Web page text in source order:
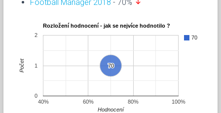
Football Manager 2018 - 70%
Rozložení hodnocení - jak se nejvíce hodnotilo ?
70
70
70
40% 60% 80% 100%
0
1
2
Hodnocení
Počet